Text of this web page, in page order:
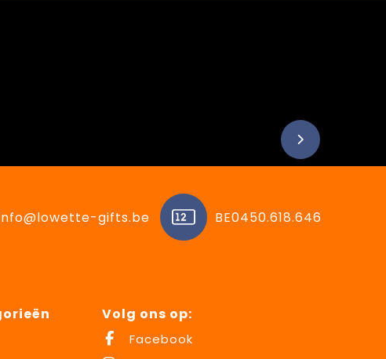
gifts.be BE0450.618.646
Volg ons op:
Facebook